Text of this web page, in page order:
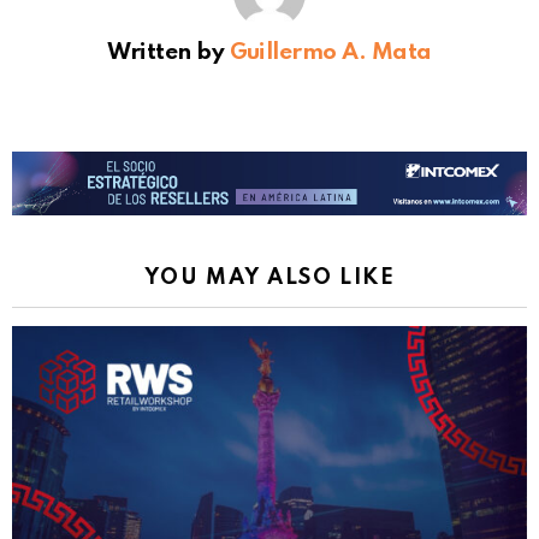
Written by Guillermo A. Mata
YOU MAY ALSO LIKE